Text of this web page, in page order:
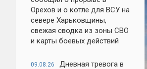
Орехов и о котле для ВСУ на
севере Харьковщины,
свежая сводка из зоны СВО
и карты боевых действий
09.08.26
Дневная тревога в